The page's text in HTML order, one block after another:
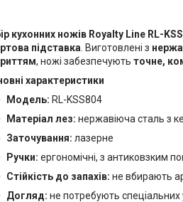
кухонних ножів Royalty Line RL-
підставка . Виготовлені з
, ножі забезпечують точне,
характеристики
Модель: RL-KSS804
Матеріал лез: нержавіюча сталь з
Заточування: лазерне
Ручки: ергономічні, з антиковзким
Стійкість до запахів: не вбирають
Догляд: не потребують спеціальних